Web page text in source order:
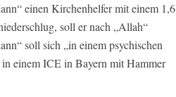
einen Kirchenhelfer mit einem 1,6
soll er nach „Allah“
soll sich „in einem psychischen
einem ICE in Bayern mit Hammer